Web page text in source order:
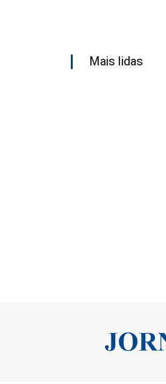
Mais lidas